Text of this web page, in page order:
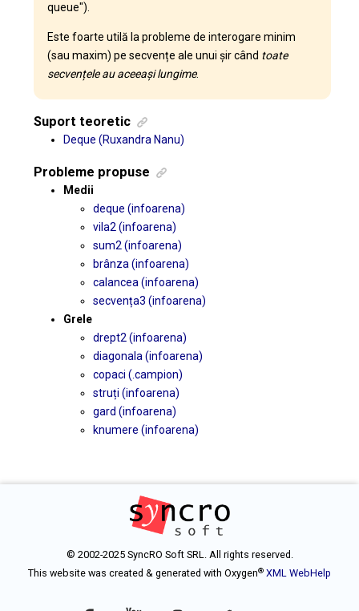
queue").
Este foarte utilă la probleme de interogare minim
(sau maxim) pe secvențe ale unui șir când toate
secvențele au aceeași lungime.
Suport teoretic
Deque (Ruxandra Nanu)
Probleme propuse
Medii
deque (infoarena)
vila2 (infoarena)
sum2 (infoarena)
brânza (infoarena)
calancea (infoarena)
secvența3 (infoarena)
Grele
drept2 (infoarena)
diagonala (infoarena)
copaci (.campion)
struți (infoarena)
gard (infoarena)
knumere (infoarena)
© 2002-2025 SyncRO Soft SRL. All rights reserved.
This website was created & generated with Oxygen® XML WebHelp